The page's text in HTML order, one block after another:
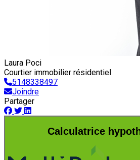
Laura Poci
Courtier immobilier résidentiel
5148338497
Joindre
Partager
Calculatrice